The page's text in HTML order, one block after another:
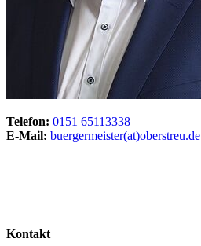
Telefon: 0151 65113338
E-Mail: buergermeister(at)oberstreu.de
Kontakt